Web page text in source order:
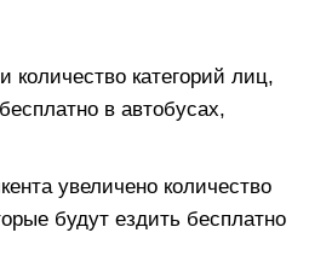
категорий лиц,
в автобусах,
увеличено количество
будут ездить бесплатно